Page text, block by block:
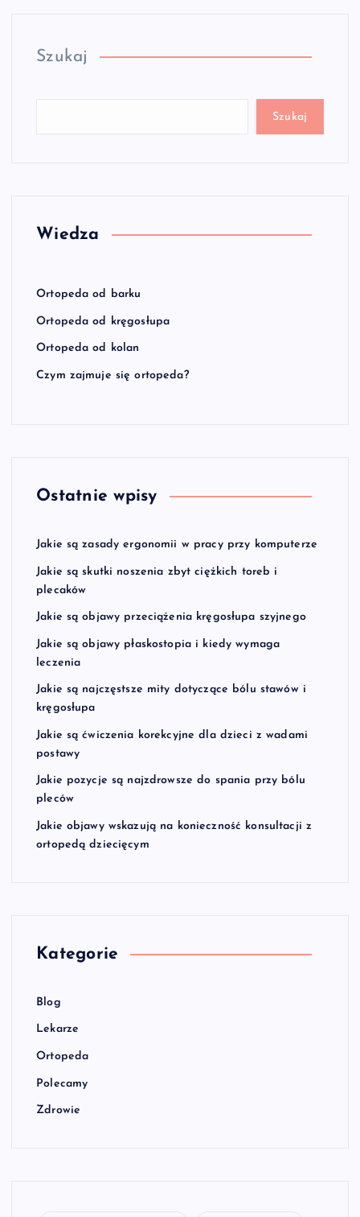
Szukaj
Szukaj
Wiedza
Ortopeda od barku
Ortopeda od kręgosłupa
Ortopeda od kolan
Czym zajmuje się ortopeda?
Ostatnie wpisy
Jakie są zasady ergonomii w pracy przy komputerze
Jakie są skutki noszenia zbyt ciężkich toreb i
plecaków
Jakie są objawy przeciążenia kręgosłupa szyjnego
Jakie są objawy płaskostopia i kiedy wymaga
leczenia
Jakie są najczęstsze mity dotyczące bólu stawów i
kręgosłupa
Jakie są ćwiczenia korekcyjne dla dzieci z wadami
postawy
Jakie pozycje są najzdrowsze do spania przy bólu
pleców
Jakie objawy wskazują na konieczność konsultacji z
ortopedą dziecięcym
Kategorie
Blog
Lekarze
Ortopeda
Polecamy
Zdrowie